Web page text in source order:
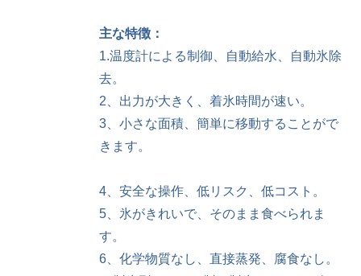
主な特徴：
1.温度計による制御、自動給水、自動氷除
去。
2、出力が大きく、着氷時間が速い。
3、小さな面積、簡単に移動することがで
きます。
4、安全な操作、低リスク、低コスト。
5、氷がきれいで、そのまま食べられま
す。
6、化学物質なし、直接蒸発、腐食なし。